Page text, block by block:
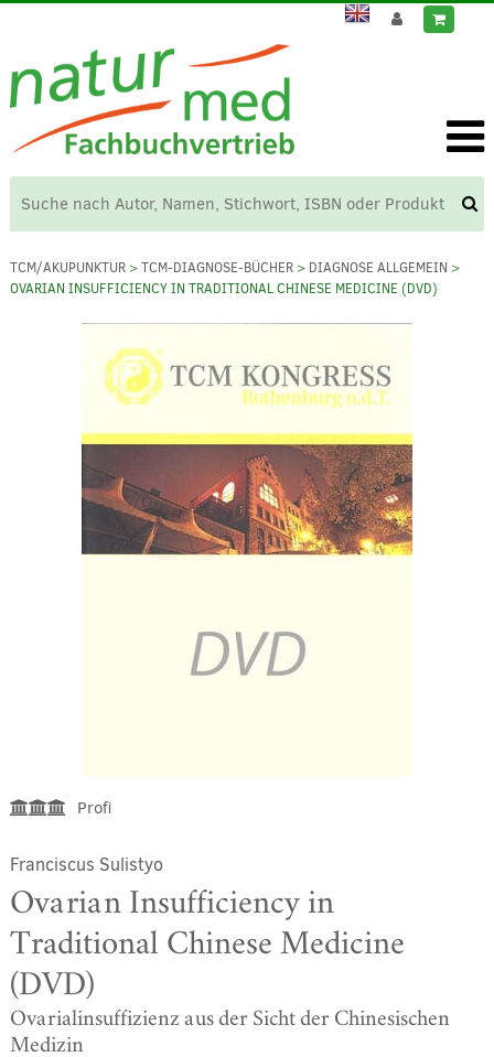
TCM/AKUPUNKTUR>TCM-DIAGNOSE-BÜCHER> DIAGNOSE ALLGEMEIN >
OVARIAN INSUFFICIENCY IN TRADITIONAL CHINESE MEDICINE (DVD)
Profi
Franciscus Sulistyo
Ovarian Insufficiency in
Traditional Chinese Medicine
(DVD)
Ovarialinsuffizienz aus der Sicht der Chinesischen
Medizin